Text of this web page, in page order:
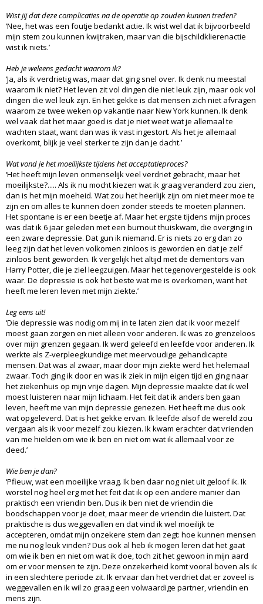
Wist jij dat deze complicaties na de operatie op zouden kunnen treden?
‘Nee, het was een foutje bedankt actie. Ik wist wel dat ik bijvoorbeeld
mijn stem zou kunnen kwijtraken, maar van die bijschildklierenactie
wist ik niets.’
Heb je weleens gedacht waarom ik?
‘Ja, als ik verdrietig was, maar dat ging snel over. Ik denk nu meestal
waarom ik niet? Het leven zit vol dingen die niet leuk zijn, maar ook vol
dingen die wel leuk zijn. En het gekke is dat mensen zich niet afvragen
waarom ze twee weken op vakantie naar New York kunnen. Ik denk
wel vaak dat het maar goed is dat je niet weet wat je allemaal te
wachten staat, want dan was ik vast ingestort. Als het je allemaal
overkomt, blijk je veel sterker te zijn dan je dacht.’
Wat vond je het moeilijkste tijdens het acceptatieproces?
‘Het heeft mijn leven onmenselijk veel verdriet gebracht, maar het
moeilijkste?..... Als ik nu mocht kiezen wat ik graag veranderd zou zien,
dan is het mijn moeheid. Wat zou het heerlijk zijn om niet meer moe te
zijn en om alles te kunnen doen zonder steeds te moeten plannen.
Het spontane is er een beetje af. Maar het ergste tijdens mijn proces
was dat ik 6 jaar geleden met een burnout thuiskwam, die overging in
een zware depressie. Dat gun ik niemand. Er is niets zo erg dan zo
leeg zijn dat het leven volkomen zinloos is geworden en dat je zelf
zinloos bent geworden. Ik vergelijk het altijd met de dementors van
Harry Potter, die je ziel leegzuigen. Maar het tegenovergestelde is ook
waar. De depressie is ook het beste wat me is overkomen, want het
heeft me leren leven met mijn ziekte.’
Leg eens uit!
‘Die depressie was nodig om mij in te laten zien dat ik voor mezelf
moest gaan zorgen en niet alleen voor anderen. Ik was zo grenzeloos
over mijn grenzen gegaan. Ik werd geleefd en leefde voor anderen. Ik
werkte als Z-verpleegkundige met meervoudige gehandicapte
mensen. Dat was al zwaar, maar door mijn ziekte werd het helemaal
zwaar. Toch ging ik door en was ik ziek in mijn eigen tijd en ging naar
het ziekenhuis op mijn vrije dagen. Mijn depressie maakte dat ik wel
moest luisteren naar mijn lichaam. Het feit dat ik anders ben gaan
leven, heeft me van mijn depressie genezen. Het heeft me dus ook
wat opgeleverd. Dat is het gekke ervan. Ik leefde alsof de wereld zou
vergaan als ik voor mezelf zou kiezen. Ik kwam erachter dat vrienden
van me hielden om wie ik ben en niet om wat ik allemaal voor ze
deed.’
Wie ben je dan?
‘Pfieuw, wat een moeilijke vraag. Ik ben daar nog niet uit geloof ik. Ik
worstel nog heel erg met het feit dat ik op een andere manier dan
praktisch een vriendin ben. Dus ik ben niet de vriendin die
boodschappen voor je doet, maar meer de vriendin die luistert. Dat
praktische is dus weggevallen en dat vind ik wel moeilijk te
accepteren, omdat mijn onzekere stem dan zegt: hoe kunnen mensen
me nu nog leuk vinden? Dus ook al heb ik mogen leren dat het gaat
om wie ik ben en niet om wat ik doe, toch zit het gewoon in mijn aard
om er voor mensen te zijn. Deze onzekerheid komt vooral boven als ik
in een slechtere periode zit. Ik ervaar dan het verdriet dat er zoveel is
weggevallen en ik wil zo graag een volwaardige partner, vriendin en
mens zijn.